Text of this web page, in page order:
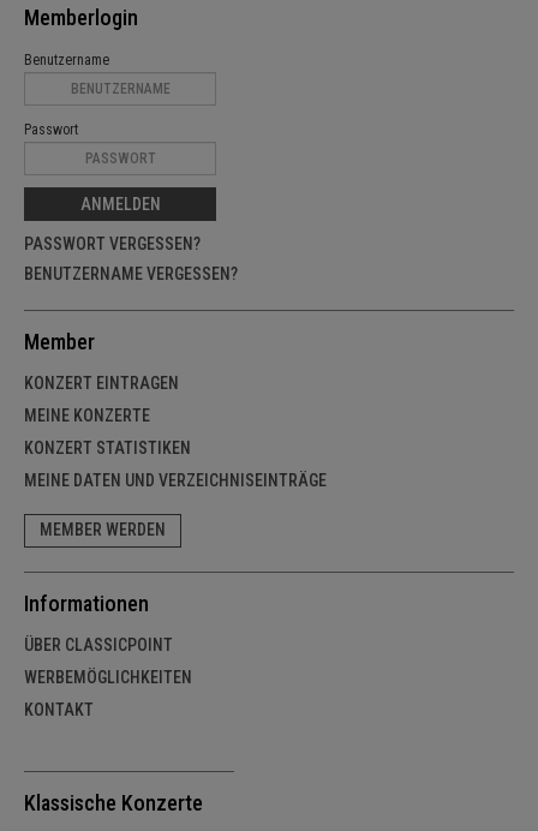
Memberlogin
Benutzername
Passwort
ANMELDEN
PASSWORT VERGESSEN?
BENUTZERNAME VERGESSEN?
Member
KONZERT EINTRAGEN
MEINE KONZERTE
KONZERT STATISTIKEN
MEINE DATEN UND VERZEICHNISEINTRÄGE
MEMBER WERDEN
Informationen
ÜBER CLASSICPOINT
WERBEMÖGLICHKEITEN
KONTAKT
Klassische Konzerte